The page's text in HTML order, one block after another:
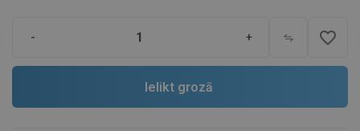
- + favorite_border
Ielikt grozā